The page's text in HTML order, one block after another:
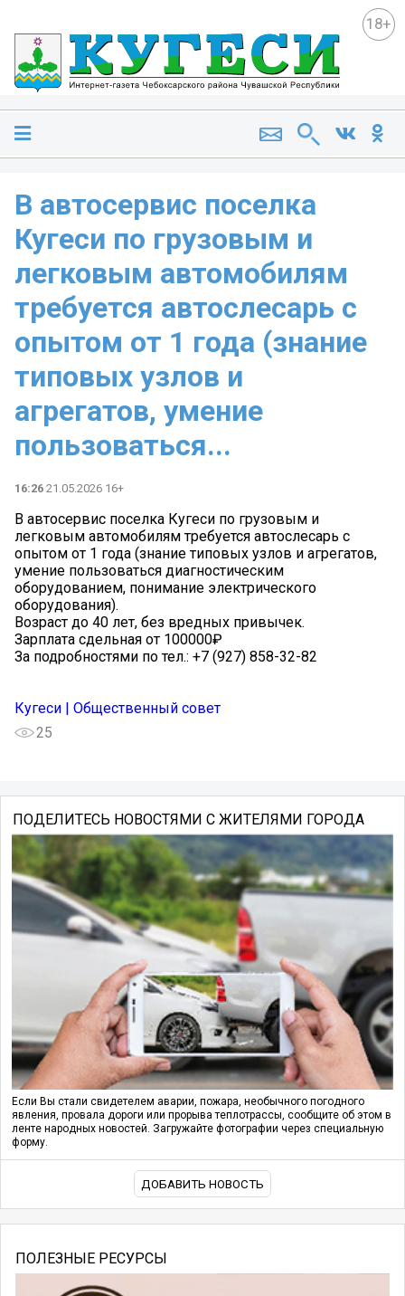
18+
В автосервис поселка
Кугеси по грузовым и
легковым автомобилям
требуется автослесарь с
опытом от 1 года (знание
типовых узлов и
агрегатов, умение
пользоваться...
16:26 21.05.2026 16+
В автосервис поселка Кугеси по грузовым и
легковым автомобилям требуется автослесарь с
опытом от 1 года (знание типовых узлов и агрегатов,
умение пользоваться диагностическим
оборудованием, понимание электрического
оборудования).
Возраст до 40 лет, без вредных привычек.
Зарплата сдельная от 100000₽
За подробностями по тел.: +7 (927) 858-32-82
Кугеси | Общественный совет
25
ПОДЕЛИТЕСЬ НОВОСТЯМИ С ЖИТЕЛЯМИ ГОРОДА
Если Вы стали свидетелем аварии, пожара, необычного погодного
явления, провала дороги или прорыва теплотрассы, сообщите об этом в
ленте народных новостей. Загружайте фотографии через специальную
форму.
ДОБАВИТЬ НОВОСТЬ
ПОЛЕЗНЫЕ РЕСУРСЫ